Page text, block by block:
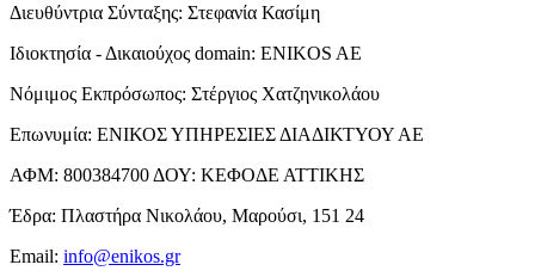
Διευθύντρια Σύνταξης: Στεφανία Κασίμη
Ιδιοκτησία - Δικαιούχος domain: ENIKOS AE
Νόμιμος Εκπρόσωπος: Στέργιος Χατζηνικολάου
Επωνυμία: ΕΝΙΚΟΣ ΥΠΗΡΕΣΙΕΣ ΔΙΑΔΙΚΤΥΟΥ ΑΕ
ΑΦΜ: 800384700 ΔΟΥ: ΚΕΦΟΔΕ ΑΤΤΙΚΗΣ
Έδρα: Πλαστήρα Νικολάου, Μαρούσι, 151 24
Email: info@enikos.gr